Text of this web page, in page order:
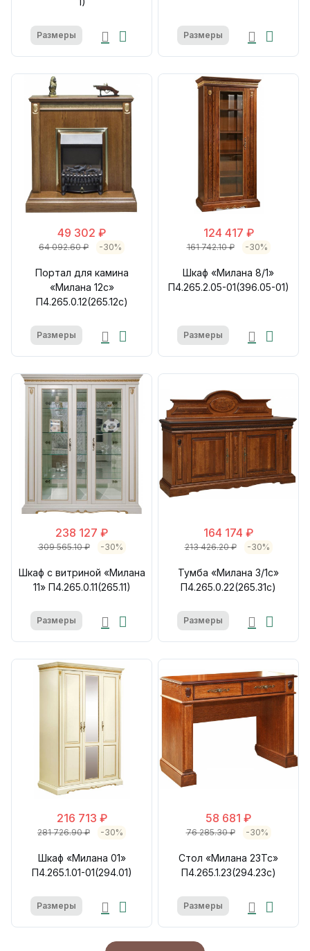
Размеры Размеры
49 302 ₽
64 092.60 ₽ -30%
Портал для камина
«Милана 12с»
П4.265.0.12(265.12с)
Размеры
124 417 ₽
161 742.10 ₽ -30%
Шкаф «Милана 8/1»
П4.265.2.05-01(396.05-01)
Размеры
238 127 ₽
309 565.10 ₽ -30%
Шкаф с витриной «Милана
11» П4.265.0.11(265.11)
Размеры
164 174 ₽
213 426.20 ₽ -30%
Тумба «Милана 3/1с»
П4.265.0.22(265.31с)
Размеры
216 713 ₽
281 726.90 ₽ -30%
Шкаф «Милана 01»
П4.265.1.01-01(294.01)
Размеры
58 681 ₽
76 285.30 ₽ -30%
Стол «Милана 23Тс»
П4.265.1.23(294.23с)
Размеры